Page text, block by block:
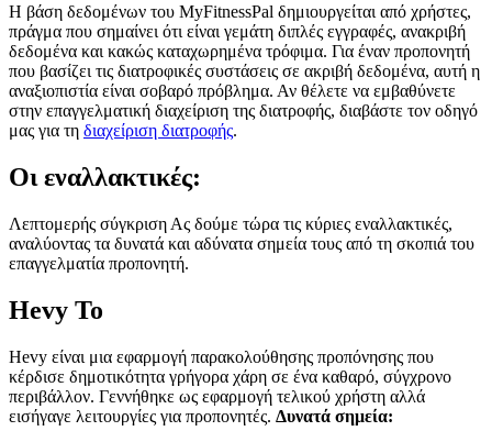
Η βάση δεδομένων του MyFitnessPal δημιουργείται από χρήστες,
πράγμα που σημαίνει ότι είναι γεμάτη διπλές εγγραφές, ανακριβή
δεδομένα και κακώς καταχωρημένα τρόφιμα. Για έναν προπονητή
που βασίζει τις διατροφικές συστάσεις σε ακριβή δεδομένα, αυτή η
αναξιοπιστία είναι σοβαρό πρόβλημα. Αν θέλετε να εμβαθύνετε
στην επαγγελματική διαχείριση της διατροφής, διαβάστε τον οδηγό
μας για τη διαχείριση διατροφής.
Οι εναλλακτικές:
Λεπτομερής σύγκριση Ας δούμε τώρα τις κύριες εναλλακτικές,
αναλύοντας τα δυνατά και αδύνατα σημεία τους από τη σκοπιά του
επαγγελματία προπονητή.
Hevy Το
Hevy είναι μια εφαρμογή παρακολούθησης προπόνησης που
κέρδισε δημοτικότητα γρήγορα χάρη σε ένα καθαρό, σύγχρονο
περιβάλλον. Γεννήθηκε ως εφαρμογή τελικού χρήστη αλλά
εισήγαγε λειτουργίες για προπονητές. Δυνατά σημεία: